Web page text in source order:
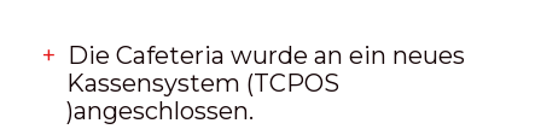
Die Cafeteria wurde an ein neues
Kassensystem (TCPOS
)angeschlossen.